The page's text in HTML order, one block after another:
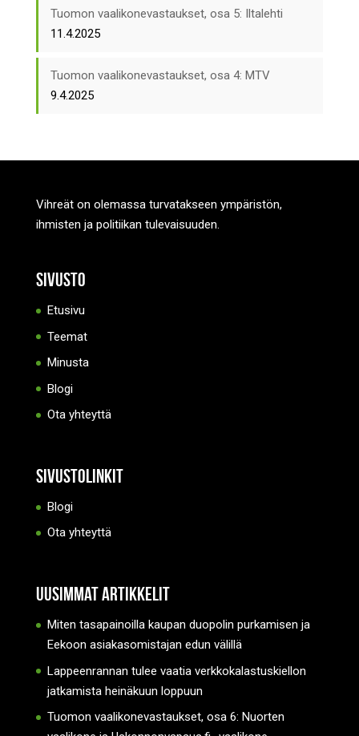
Tuomon vaalikonevastaukset, osa 5: Iltalehti
11.4.2025
Tuomon vaalikonevastaukset, osa 4: MTV
9.4.2025
Vihreät on olemassa turvatakseen ympäristön,
ihmisten ja politiikan tulevaisuuden.
Sivusto
Etusivu
Teemat
Minusta
Blogi
Ota yhteyttä
Sivustolinkit
Blogi
Ota yhteyttä
Uusimmat artikkelit
Miten tasapainoilla kaupan duopolin purkamisen ja
Eekoon asiakasomistajan edun välillä
Lappeenrannan tulee vaatia verkkokalastuskiellon
jatkamista heinäkuun loppuun
Tuomon vaalikonevastaukset, osa 6: Nuorten